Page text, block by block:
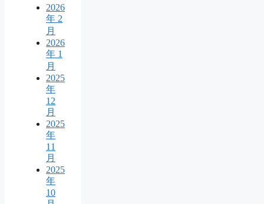
2026
年 2
月
2026
年 1
月
2025
年
12
月
2025
年
11
月
2025
年
10